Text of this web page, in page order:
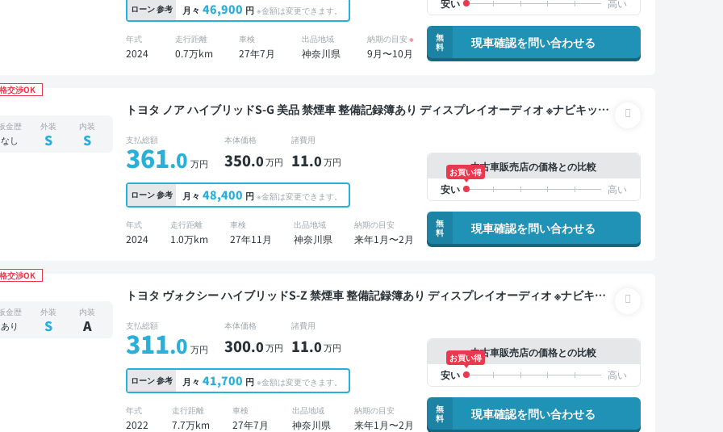
ローン参考 月々 46,900 円 ※金額は変更できます。
年式
2024
走行距離
0.7万km
車検
27年7月
出品地域
神奈川県
納期の目安 ※
9月〜10月
無
料
現車確認を問い合わせる
交渉OK
トヨタ ノア ハイブリッドS-G 美品 禁煙車 整備記録簿あり ディスプレイオーディオ ※ナビキット
メラ ドライブレコーダー 衝突軽減 両側電動スライドドア 7人乗り
金歴
なし
外装
S
内装
S 支払総額
361.0 万円
本体価格
350.0万円
諸費用
11.0万円
ローン参考 月々 48,400 円 ※金額は変更できます。
年式
2024
走行距離
1.0万km
車検
27年11月
出品地域
神奈川県
納期の目安
来年1月〜2月
中古車販売店の価格との比較
お買い得
無
料
現車確認を問い合わせる
交渉OK
トヨタ ヴォクシー ハイブリッドS-Z 禁煙車 整備記録簿あり ディスプレイオーディオ ※ナビキッ
外アルミ 衝突軽減 両側電動スライドドア 7人乗り
金歴
あり
外装
S
内装
A 支払総額
311.0 万円
本体価格
300.0万円
諸費用
11.0万円
ローン参考 月々 41,700 円 ※金額は変更できます。
年式
2022
走行距離
7.7万km
車検
27年7月
出品地域
神奈川県
納期の目安
来年1月〜2月
中古車販売店の価格との比較
お買い得
無
料
現車確認を問い合わせる